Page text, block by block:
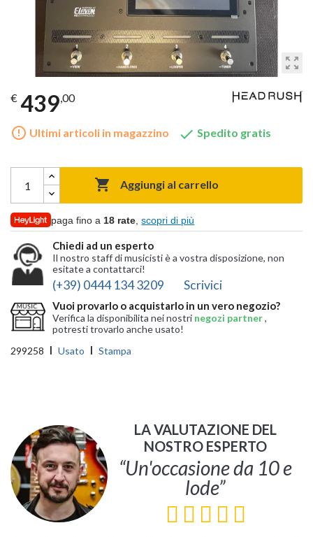
zoom_out_map
€ 439,00
error_outline Ultimi articoli in magazzino  Spedito gratis
 Aggiungi al carrello
paga fino a 18 rate ,scopri di più
Chiedi ad un esperto
Il nostro staff di musicisti è a vostra disposizione, non
esitate a contattarci!
(+39) 0444 134 3209 Scrivici
Vuoi provarlo o acquistarlo in un vero negozio?
Verifica la disponibilita nei nostri negozi partner,
potresti trovarlo anche usato!
299258
Usato Stampa
LA VALUTAZIONE DEL
NOSTRO ESPERTO
“Un'occasione da 10 e
lode”